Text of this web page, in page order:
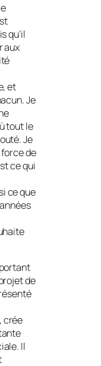
qu’il
aux
et
Je
tout le
Je
de
ce qui
ce que
de
crée
Il